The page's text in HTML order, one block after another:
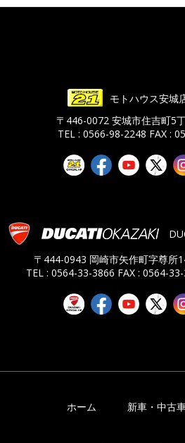
モトハウス安城
〒446-0072 安城市住吉町5
TEL : 0566-98-2248 FAX :
〒444-0943 岡崎市矢作町字尊所
TEL : 0564-33-3866 FAX : 0564-
ホーム 新車・中古